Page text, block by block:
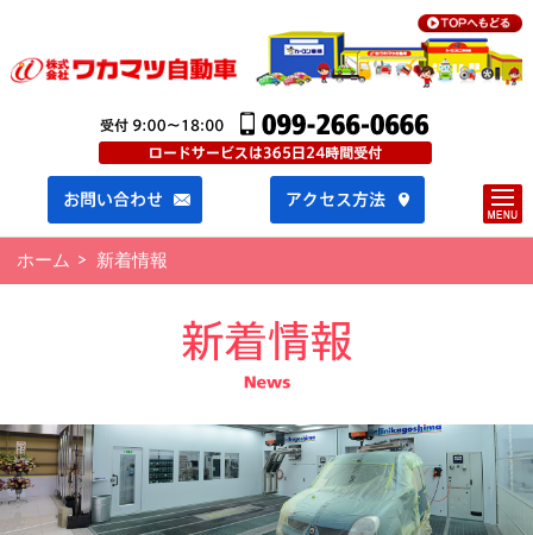
ホーム 新着情報